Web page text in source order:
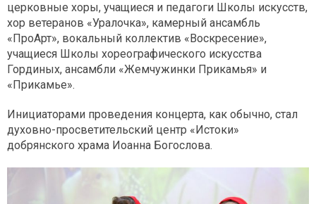
церковные хоры, учащиеся и педагоги Школы искусств,
хор ветеранов «Уралочка», камерный ансамбль
«ПроАрт», вокальный коллектив «Воскресение»,
учащиеся Школы хореографического искусства
Гординых, ансамбли «Жемчужинки Прикамья» и
«Прикамье».
Инициаторами проведения концерта, как обычно, стал
духовно-просветительский центр «Истоки»
добрянского храма Иоанна Богослова.